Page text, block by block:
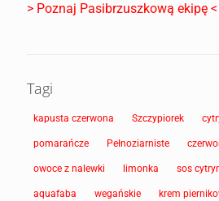
> Poznaj Pasibrzuszkową ekipę <
Tagi
kapusta czerwona Szczypiorek
pomarańcze Pełnoziarniste
owoce z nalewki limonka sos
aquafaba wegańskie krem